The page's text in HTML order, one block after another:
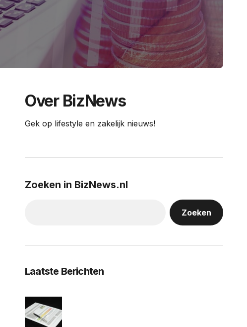
Over BizNews
Gek op lifestyle en zakelijk nieuws!
Zoeken in BizNews.nl
Zoeken
Laatste Berichten